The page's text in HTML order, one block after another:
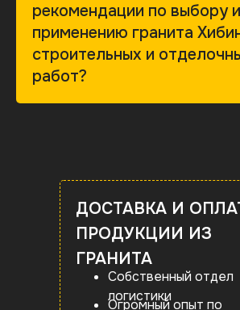
рекомендации по выбору и
применению гранита
строительных и
работ?
Собственный отдел
логистики
ДОСТАВКА И
ПРОДУКЦИИ ИЗ
ГРАНИТА
Огромный опыт по